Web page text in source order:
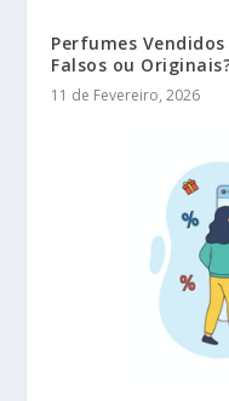
Perfumes
Falsos ou
11 de Fevereiro, 2026